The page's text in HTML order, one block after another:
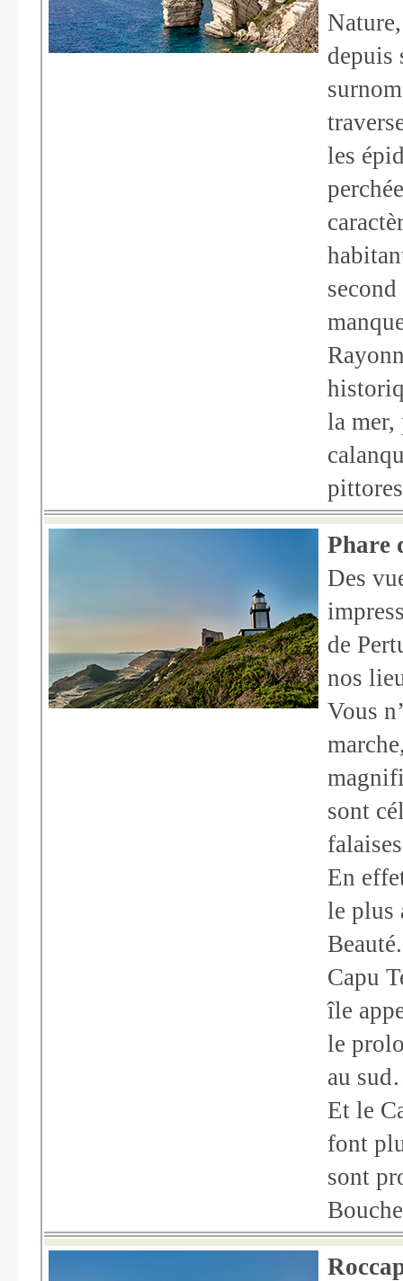
depuis
les
la mer,
Phare
Des
de
nos
Vous
sont
En
le plus
Capu
île
le
au
Et le
font
sont